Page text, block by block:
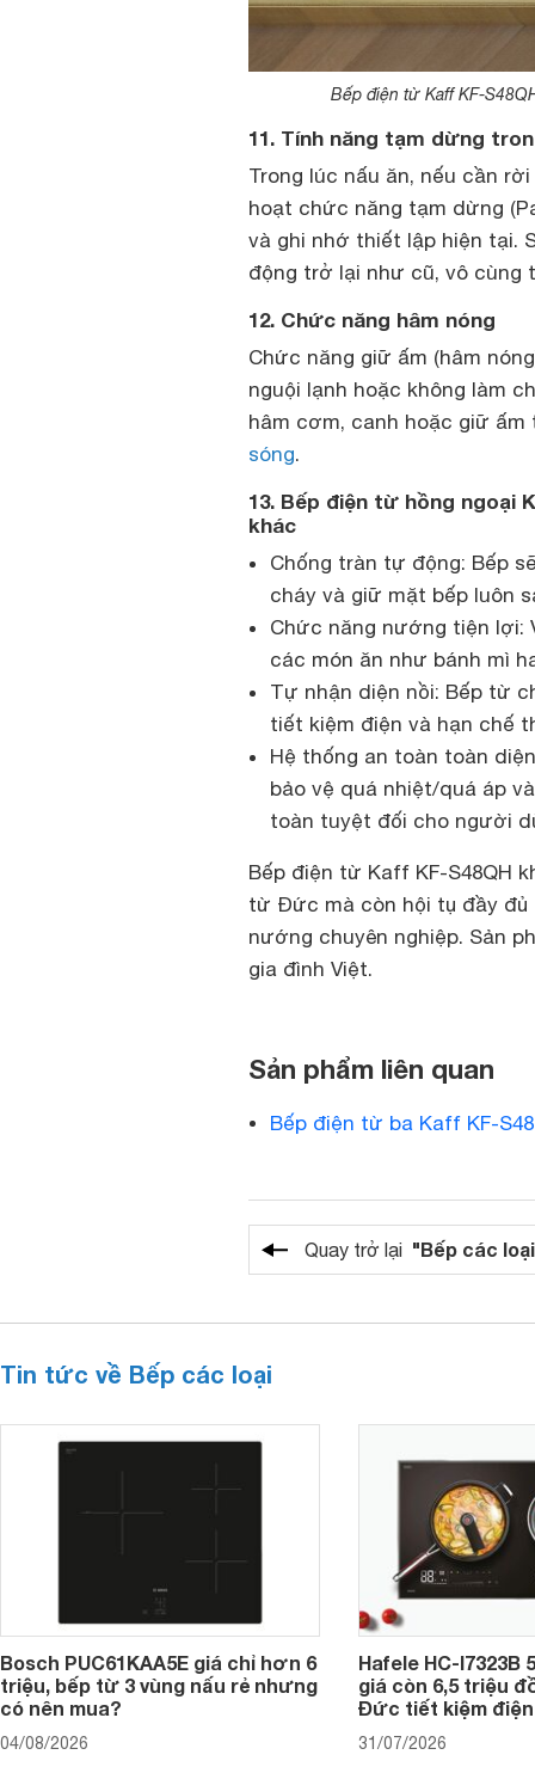
Bếp điện từ Kaff KF-
11. Tính năng tạm dừng
Trong lúc nấu ăn, nếu cần
hoạt chức năng tạm dừng
và ghi nhớ thiết lập hiện tại.
động trở lại như cũ, vô cùng
12. Chức năng hâm nóng
Chức năng giữ ấm (hâm
nguội lạnh hoặc không làm
hâm cơm, canh hoặc giữ
sóng.
13. Bếp điện từ hồng ngoại
khác
Chống tràn tự động: Bếp
cháy và giữ mặt bếp luôn
Chức năng nướng tiện lợi:
các món ăn như bánh mì
Tự nhận diện nồi: Bếp từ
tiết kiệm điện và hạn chế
Hệ thống an toàn toàn
bảo vệ quá nhiệt/quá áp
toàn tuyệt đối cho người
Bếp điện từ Kaff KF-S48QH
từ Đức mà còn hội tụ đầy đủ
nướng chuyên nghiệp. Sản
gia đình Việt.
Sản phẩm liên quan
Bếp điện từ ba Kaff KF-
Quay trở lại "Bếp các
Tin tức về Bếp các loại
Bosch PUC61KAA5E giá chỉ hơn 6
triệu, bếp từ 3 vùng nấu rẻ nhưng
có nên mua?
04/08/2026
Hafele HC-I7323B
giá còn 6,5 triệu
Đức tiết kiệm
31/07/2026